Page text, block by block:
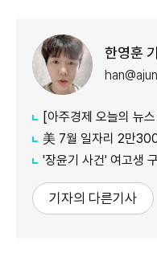
한영훈
[아주경제 오늘의 뉴스 종합] 이 대통령,
美 7월 일자리 2만3000개
'장윤기 사건' 여고생 구
기자의 다른기사